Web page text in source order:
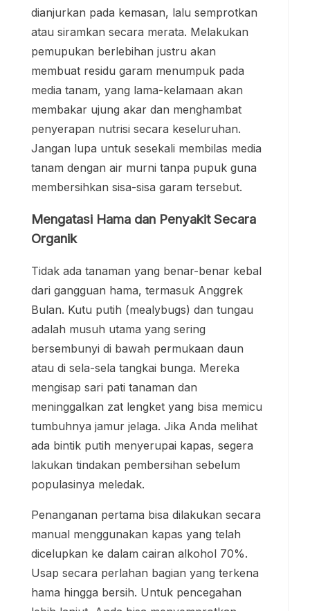
dianjurkan pada kemasan, lalu semprotkan
atau siramkan secara merata. Melakukan
pemupukan berlebihan justru akan
membuat residu garam menumpuk pada
media tanam, yang lama-kelamaan akan
membakar ujung akar dan menghambat
penyerapan nutrisi secara keseluruhan.
Jangan lupa untuk sesekali membilas media
tanam dengan air murni tanpa pupuk guna
membersihkan sisa-sisa garam tersebut.
Mengatasi Hama dan Penyakit Secara
Organik
Tidak ada tanaman yang benar-benar kebal
dari gangguan hama, termasuk Anggrek
Bulan. Kutu putih (mealybugs) dan tungau
adalah musuh utama yang sering
bersembunyi di bawah permukaan daun
atau di sela-sela tangkai bunga. Mereka
mengisap sari pati tanaman dan
meninggalkan zat lengket yang bisa memicu
tumbuhnya jamur jelaga. Jika Anda melihat
ada bintik putih menyerupai kapas, segera
lakukan tindakan pembersihan sebelum
populasinya meledak.
Penanganan pertama bisa dilakukan secara
manual menggunakan kapas yang telah
dicelupkan ke dalam cairan alkohol 70%.
Usap secara perlahan bagian yang terkena
hama hingga bersih. Untuk pencegahan